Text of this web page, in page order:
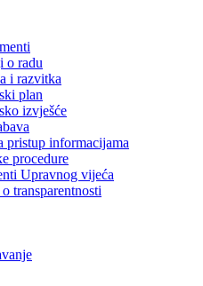
o radu
i razvitka
plan
izvješće
pristup informacijama
procedure
Upravnog vijeća
transparentnosti